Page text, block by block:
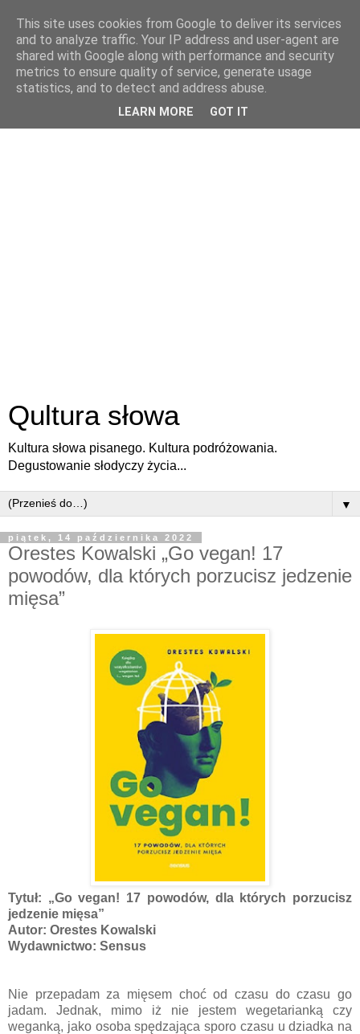
Qultura słowa
Kultura słowa pisanego. Kultura podróżowania.
Degustowanie słodyczy życia...
▼
piątek, 14 października 2022
Orestes Kowalski „Go vegan! 17
powodów, dla których porzucisz jedzenie
mięsa”
Tytuł: „Go vegan! 17 powodów, dla których porzucisz
jedzenie mięsa”
Autor: Orestes Kowalski
Wydawnictwo: Sensus
Nie przepadam za mięsem choć od czasu do czasu go
jadam. Jednak, mimo iż nie jestem wegetarianką czy
weganką, jako osoba spędzająca sporo czasu u dziadka na
This site uses cookies from Google to deliver its services
and to analyze traffic. Your IP address and user-agent are
shared with Google along with performance and security
metrics to ensure quality of service, generate usage
statistics, and to detect and address abuse.
LEARN MORE GOT IT